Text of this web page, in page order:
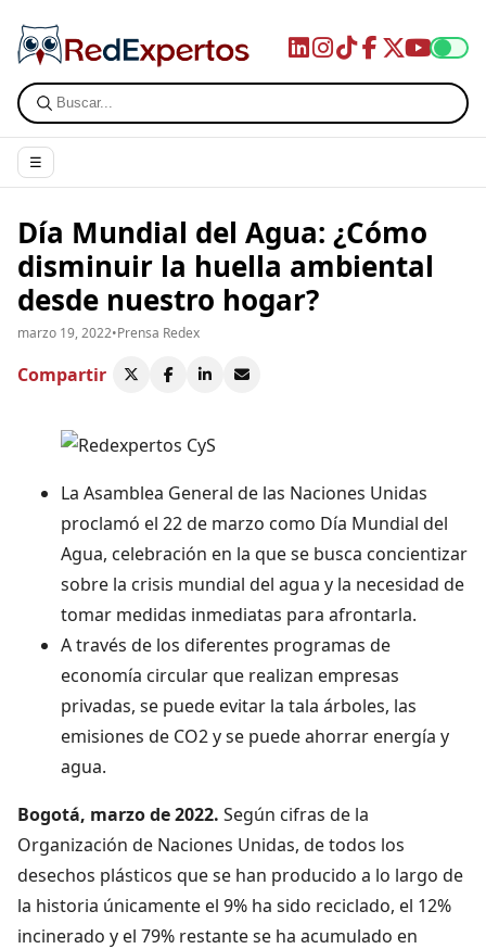
☰
Día Mundial del Agua: ¿Cómo
disminuir la huella ambiental
desde nuestro hogar?
marzo 19, 2022•Prensa Redex
Compartir
La Asamblea General de las Naciones Unidas
proclamó el 22 de marzo como Día Mundial del
Agua, celebración en la que se busca concientizar
sobre la crisis mundial del agua y la necesidad de
tomar medidas inmediatas para afrontarla.
A través de los diferentes programas de
economía circular que realizan empresas
privadas, se puede evitar la tala árboles, las
emisiones de CO2 y se puede ahorrar energía y
agua.
Bogotá, marzo de 2022. Según cifras de la
Organización de Naciones Unidas, de todos los
desechos plásticos que se han producido a lo largo de
la historia únicamente el 9% ha sido reciclado, el 12%
incinerado y el 79% restante se ha acumulado en